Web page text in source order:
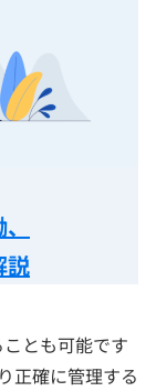
説
とも可能です
正確に管理する